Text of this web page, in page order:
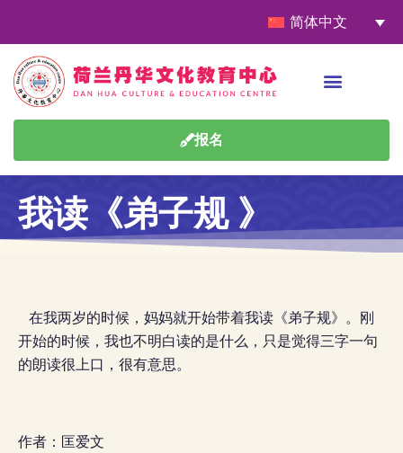
简体中文
报名
我读《弟子规 》
在我两岁的时候，妈妈就开始带着我读《弟子规》。刚
开始的时候，我也不明白读的是什么，只是觉得三字一句
的朗读很上口，很有意思。
作者：匡爱文